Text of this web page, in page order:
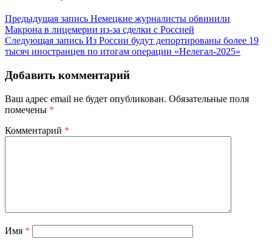
Предыдущая запись Немецкие журналисты обвинили
Макрона в лицемерии из-за сделки с Россией
Следующая запись Из России будут депортированы более 19
тысяч иностранцев по итогам операции «Нелегал-2025»
Добавить комментарий
Ваш адрес email не будет опубликован. Обязательные поля
помечены *
Комментарий *
Имя *